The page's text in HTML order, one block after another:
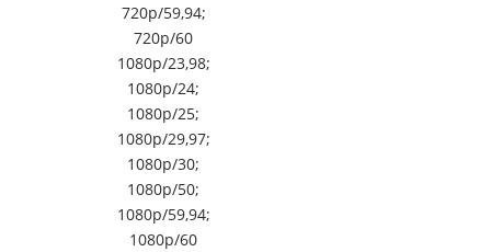
720p/59,94;
720p/60
1080p/23,98;
1080p/24;
1080p/25;
1080p/29,97;
1080p/30;
1080p/50;
1080p/59,94;
1080p/60